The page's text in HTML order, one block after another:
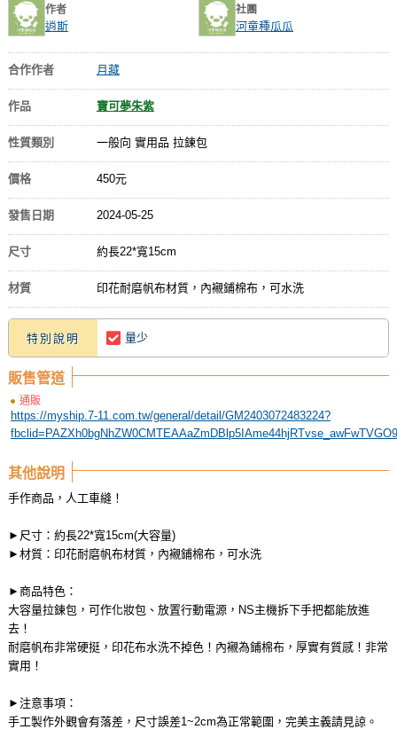
作者
逍斯
社團
河童種瓜瓜
合作作者 月藏
作品 寶可夢朱紫
性質類別 一般向 實用品 拉鍊包
價格 450元
發售日期 2024-05-25
尺寸 約長22*寬15cm
材質 印花耐磨帆布材質，內襯鋪棉布，可水洗
特別說明 量少
販售管道
通販
https://myship.7-11.com.tw/general/detail/GM2403072483224?
其他說明
手作商品，人工車縫！
►尺寸：約長22*寬15cm(大容量)
►材質：印花耐磨帆布材質，內襯鋪棉布，可水洗
►商品特色：
大容量拉鍊包，可作化妝包、放置行動電源，NS主機拆下手把都能放進
去！
耐磨帆布非常硬挺，印花布水洗不掉色！內襯為鋪棉布，厚實有質感！非常
實用！
►注意事項：
手工製作外觀會有落差，尺寸誤差1~2cm為正常範圍，完美主義請見諒。